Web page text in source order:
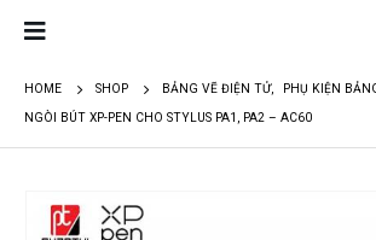
HOME SHOP BẢNG VẼ ĐIỆN TỬ,
PHỤ KIỆN
NGÒI BÚT XP-PEN CHO STYLUS PA1, PA2 – AC60